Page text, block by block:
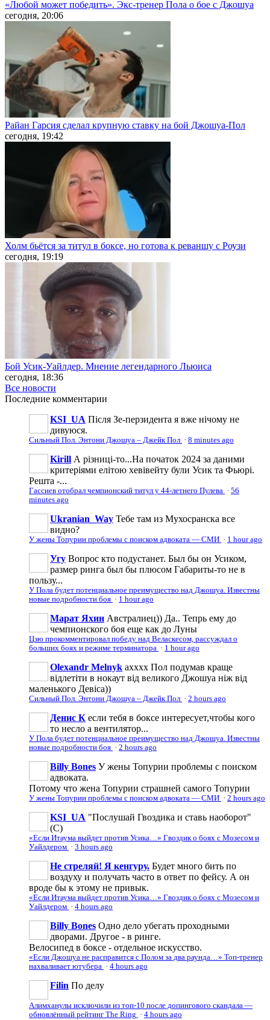
«Любой может победить». Экс-тренер Пола о бое с Джошуа
сегодня, 20:06
Райан Гарсия сделал крупную ставку на бой Джошуа-Пол
сегодня, 19:42
Холм бьётся за титул в боксе, но готова к реваншу с Роузи
сегодня, 19:19
Бой Усик-Уайлдер. Мнение легендарного Льюиса
сегодня, 18:36
Все новости
Последние комментарии
KSI_UA Після Зе-перзидента я вже нічому не
дивуюся.
Сильный Пол. Энтони Джошуа – Джейк Пол · 8 minutes ago
Kirill А різниці-то...На початок 2024 за даними
критеріями елітою хевівейту були Усик та Фьюрі.
Решта -...
Гассиев отобрал чемпионский титул у 44-летнего Пулева · 56
minutes ago
Ukranian_Way Тебе там из Мухосранска все
видно?
У жены Топурии проблемы с поиском адвоката — СМИ · 1 hour ago
Угу Вопрос кто подустанет. Был бы он Усиком,
размер ринга был бы плюсом Габариты-то не в
пользу...
У Пола будет потенциальное преимущество над Джошуа. Известны
новые подробности боя · 1 hour ago
Марат Яхин Австралиец)) Да.. Тепрь ему до
чемпионского боя еще как до Луны
Цзю прокомментировал победу над Веласкесом, рассуждал о
больших боях и режиме терминатора · 1 hour ago
Olexandr Melnyk ахххх Пол подумав краще
відлетіти в нокаут від великого Джошуа ніж від
маленького Девіса))
Сильный Пол. Энтони Джошуа – Джейк Пол · 2 hours ago
Денис К если тебя в боксе интересует,чтобы кого
то несло а вентилятор...
У Пола будет потенциальное преимущество над Джошуа. Известны
новые подробности боя · 2 hours ago
Billy Bones У жены Топурии проблемы с поиском
адвоката.
Потому что жена Топурии страшней самого Топурии
У жены Топурии проблемы с поиском адвоката — СМИ · 2 hours ago
KSI_UA "Послушай Гвоздика и ставь наоборот"
(С)
«Если Итаума выйдет против Усика…» Гвоздик о боях с Мозесом и
Уайлдером · 3 hours ago
Не стреляй! Я кенгуру. Будет много бить по
воздуху и получать часто в ответ по фейсу. А он
вроде бы к этому не привык.
«Если Итаума выйдет против Усика…» Гвоздик о боях с Мозесом и
Уайлдером · 4 hours ago
Billy Bones Одно дело убегать проходными
дворами. Другое - в ринге.
Велосипед в боксе - отдельное искусство.
«Если Джошуа не расправится с Полом за два раунда…» Топ-тренер
нахваливает ютубера · 4 hours ago
Filin По делу
Алимханулы исключили из топ-10 после допингового скандала —
обновлённый рейтинг The Ring · 4 hours ago